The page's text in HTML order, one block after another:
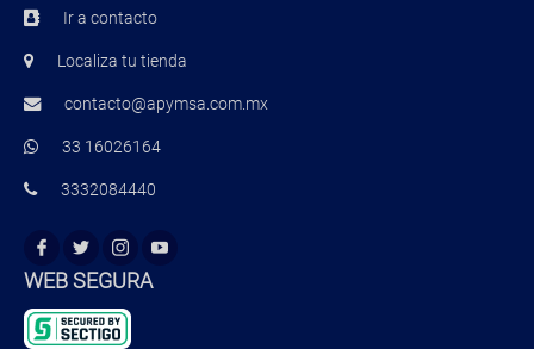
Ir a contacto
Localiza tu tienda
contacto@apymsa.com.mx
33 16026164
3332084440
WEB SEGURA